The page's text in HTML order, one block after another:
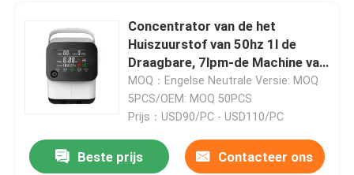
Concentrator van de het
Huiszuurstof van 50hz 1l de
Draagbare, 7lpm-de Machine van
de Huishoudenzuurstof
MOQ：Engelse Neutrale Versie: MOQ
5PCS/OEM: MOQ 50PCS
Prijs：USD90/PC - USD110/PC
Beste prijs Contacteer ons